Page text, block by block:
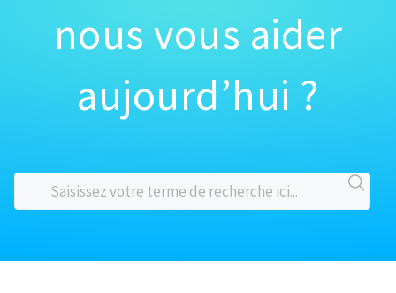
nous vous aider
aujourd’hui ?